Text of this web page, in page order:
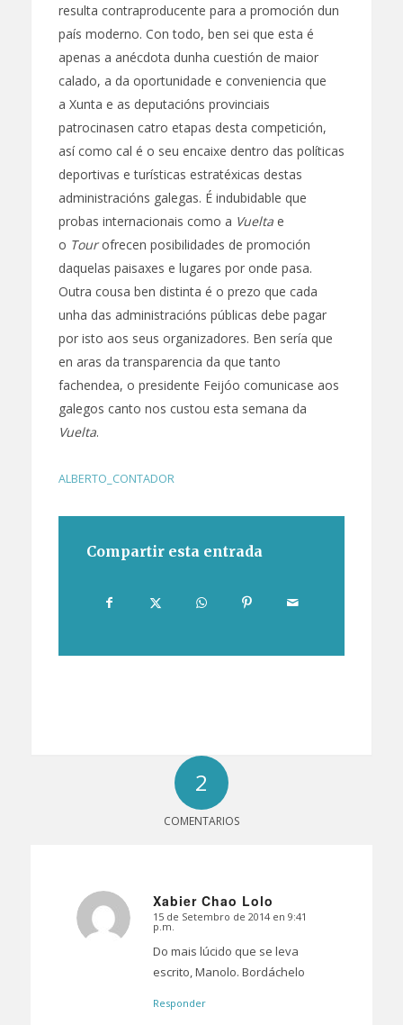
resulta contraproducente para a promoción dun
país moderno. Con todo, ben sei que esta é
apenas a anécdota dunha cuestión de maior
calado, a da oportunidade e conveniencia que
a Xunta e as deputacións provinciais
patrocinasen catro etapas desta competición,
así como cal é o seu encaixe dentro das políticas
deportivas e turísticas estratéxicas destas
administracións galegas. É indubidable que
probas internacionais como a Vuelta e
o Tourofrecen posibilidades de promoción
daquelas paisaxes e lugares por onde pasa.
Outra cousa ben distinta é o prezo que cada
unha das administracións públicas debe pagar
por isto aos seus organizadores. Ben sería que
en aras da transparencia da que tanto
fachendea, o presidente Feijóo comunicase aos
galegos canto nos custou esta semana da
Vuelta.
ALBERTO_CONTADOR
Compartir esta entrada
2
COMENTARIOS
Xabier Chao Lolo
Dice:
15 de Setembro de 2014 en 9:41
p.m.
Do mais lúcido que se leva
escrito, Manolo. Bordáchelo
Responder